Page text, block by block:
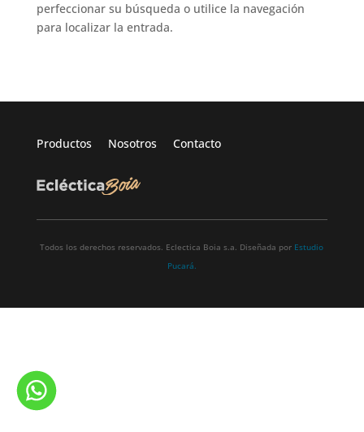
perfeccionar su búsqueda o utilice la navegación
para localizar la entrada.
Productos Nosotros Contacto
Todos los derechos reservados. Eclectica Boia s.a. Diseñada por Estudio
Pucará.